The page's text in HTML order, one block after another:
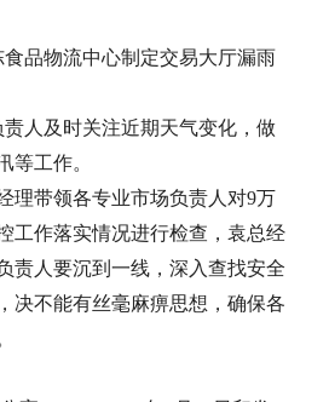
品物流中心制定交易大厅漏雨
人及时关注近期天气变化，做
等工作。
理带领各专业市场负责人对9万
工作落实情况进行检查，袁总经
责人要沉到一线，深入查找安全
决不能有丝毫麻痹思想，确保各